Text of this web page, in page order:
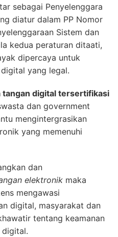
sebagai Penyelenggara
diatur dalam PP Nomor
Sistem dan
kedua peraturan ditaati,
dipercaya untuk
yang legal.
tangan digital tersertifikasi
dan government
mengintergrasikan
yang memenuhi
dan
elektronik maka
mengawasi
digital, masyarakat dan
tentang keamanan